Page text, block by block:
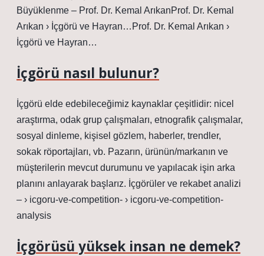
Büyüklenme – Prof. Dr. Kemal ArıkanProf. Dr. Kemal
Arıkan › İçgörü ve Hayran…Prof. Dr. Kemal Arıkan ›
İçgörü ve Hayran…
İçgörü nasıl bulunur?
İçgörü elde edebileceğimiz kaynaklar çeşitlidir: nicel
araştırma, odak grup çalışmaları, etnografik çalışmalar,
sosyal dinleme, kişisel gözlem, haberler, trendler,
sokak röportajları, vb. Pazarın, ürünün/markanın ve
müşterilerin mevcut durumunu ve yapılacak işin arka
planını anlayarak başlarız. İçgörüler ve rekabet analizi
– › icgoru-ve-competition- › icgoru-ve-competition-
analysis
İçgörüsü yüksek insan ne demek?